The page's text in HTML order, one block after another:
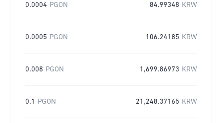
0.0004 PGON 84.99348 KRW
0.0005 PGON 106.24185 KRW
0.008 PGON 1,699.86973 KRW
0.1 PGON 21,248.37165 KRW